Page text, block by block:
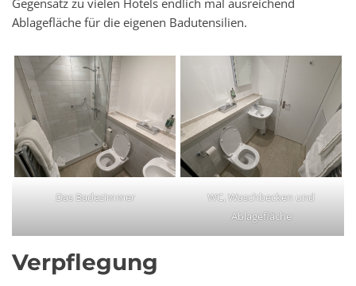
Ablagefläche für die eigenen Badutensilien.
Das Badezimmer
WC, Waschbecken und
Ablagefläche
Verpflegung